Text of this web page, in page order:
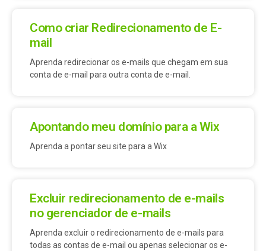
Como criar Redirecionamento de E-
mail
Aprenda redirecionar os e-mails que chegam em sua
conta de e-mail para outra conta de e-mail.
Apontando meu domínio para a Wix
Aprenda a pontar seu site para a Wix
Excluir redirecionamento de e-mails
no gerenciador de e-mails
Aprenda excluir o redirecionamento de e-mails para
todas as contas de e-mail ou apenas selecionar os e-